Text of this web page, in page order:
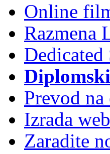
Online
Razmena
Dedicated
Prevod
Izrada
Zaradite